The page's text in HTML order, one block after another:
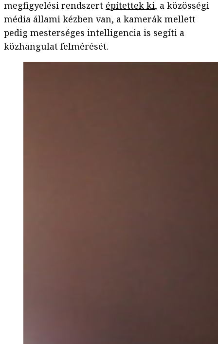
megfigyelési rendszert építettek ki, a közösségi
média állami kézben van, a kamerák mellett
pedig mesterséges intelligencia is segíti a
közhangulat felmérését.